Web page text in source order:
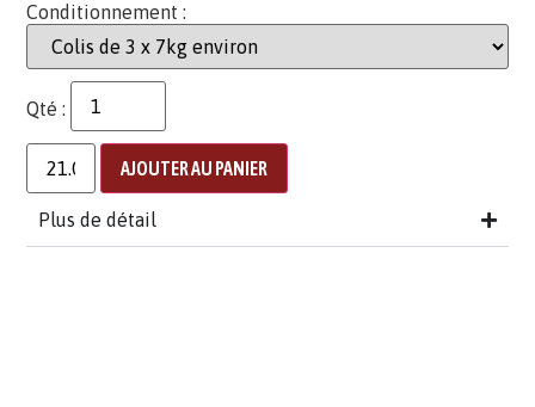
Conditionnement :
Qté :
AJOUTER AU PANIER
Plus de détail